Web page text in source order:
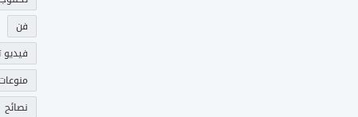
فن
فيديو
نصائح